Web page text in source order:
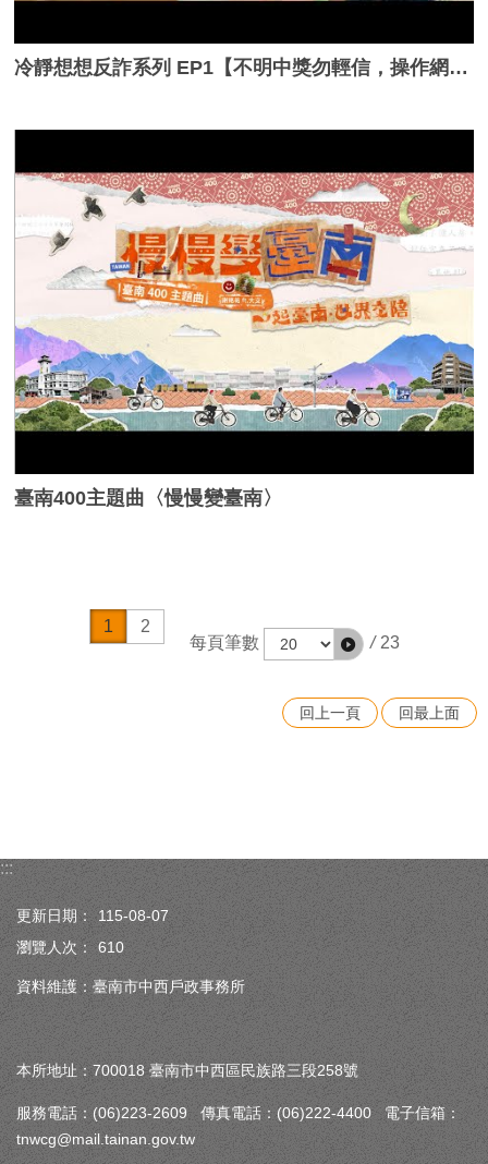
冷靜想想反詐系列 EP1【不明中獎勿輕信，操作網銀要小心】_完整版
臺南400主題曲〈慢慢變臺南〉
1
2
每頁筆數
/ 23
回上一頁 回最上面
:::
更新日期：
115-08-07
瀏覽人次：
610
資料維護：臺南市中西戶政事務所
本所地址：700018 臺南市中西區民族路三段258號
服務電話：(06)223-2609 傳真電話：(06)222-4400 電子信箱：
tnwcg@mail.tainan.gov.tw